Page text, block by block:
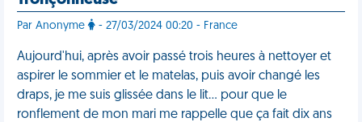
Par Anonyme - 27/03/2024 00:20 - France
Aujourd'hui, après avoir passé trois heures à nettoyer et
aspirer le sommier et le matelas, puis avoir changé les
draps, je me suis glissée dans le lit… pour que le
ronflement de mon mari me rappelle que ça fait dix ans